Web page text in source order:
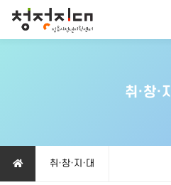
취·창·
취·창·지·대